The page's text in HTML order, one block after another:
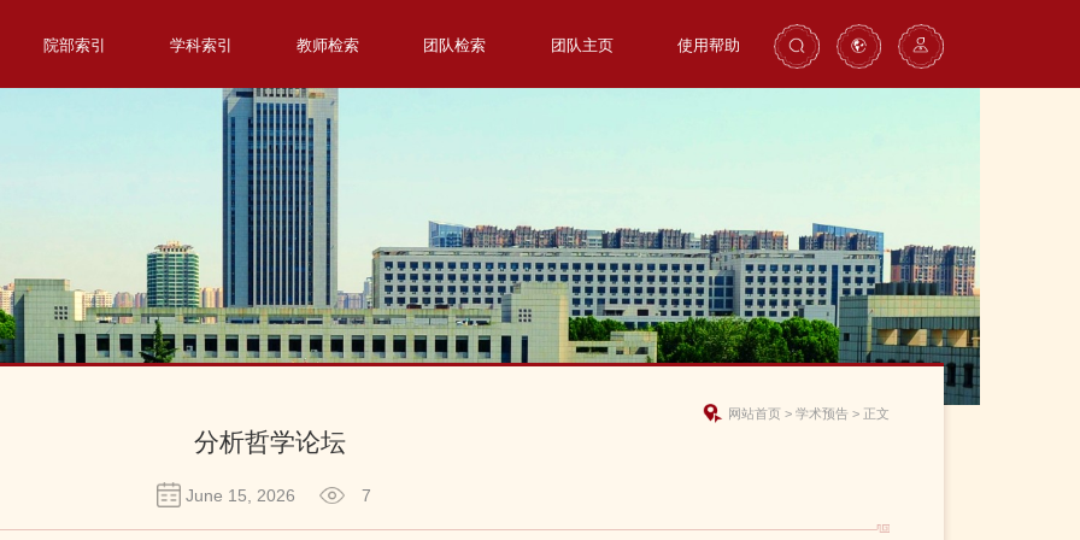
院部索引 学科索引 教师检索 团队检索 团队主页 使用帮助
网站首页 > 学术预告 > 正文
分析哲学论坛
June 15, 2026 7